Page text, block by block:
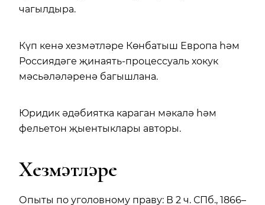
чагылдыра.
Күп кенә хезмәтләре Көнбатыш Европа һәм
Россиядәге җинаять-процессуаль хокук
мәсьәләләренә багышлана.
Юридик әдәбиятка караган мәкалә һәм
фельетон җыентыклары авторы.
Хезмәтләре
Опыты по уголовному праву: В 2 ч. СПб., 1866–